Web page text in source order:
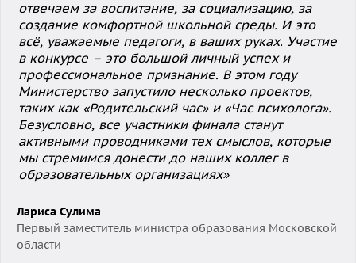
отвечаем за воспитание, за социализацию, за
создание комфортной школьной среды. И это
всё, уважаемые педагоги, в ваших руках. Участие
в конкурсе – это большой личный успех и
профессиональное признание. В этом году
Министерство запустило несколько проектов,
таких как «Родительский час» и «Час психолога».
Безусловно, все участники финала станут
активными проводниками тех смыслов, которые
мы стремимся донести до наших коллег в
образовательных организациях»
Лариса Сулима
Первый заместитель министра образования Московской
области